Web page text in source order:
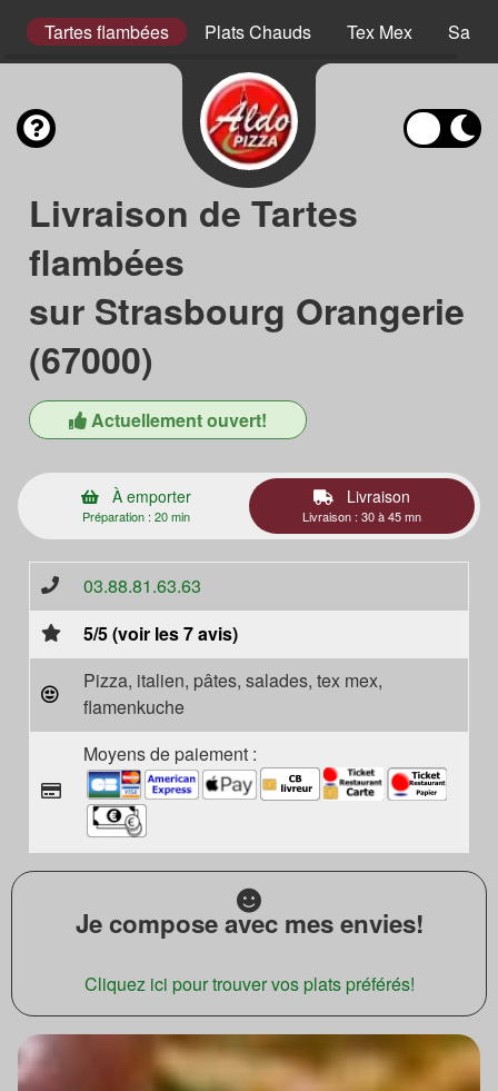
Tartes flambées Plats Chauds Tex Mex
Livraison de Tartes
flambées
sur Strasbourg Orangerie
(67000)
Actuellement ouvert!
À emporter
Préparation : 20 min
Livraison
Livraison : 30 à 45 mn
03.88.81.63.63
5/5 (voir les 7 avis)
Pizza, italien, pâtes, salades, tex mex,
flamenkuche
Moyens de paiement :
Je compose avec mes envies!
Cliquez ici pour trouver vos plats préférés!